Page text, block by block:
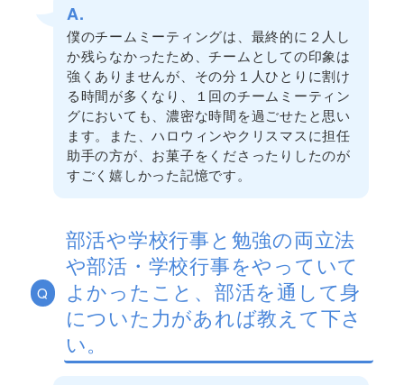
A.
僕のチームミーティングは、最終的に２人し
か残らなかったため、チームとしての印象は
強くありませんが、その分１人ひとりに割け
る時間が多くなり、１回のチームミーティン
グにおいても、濃密な時間を過ごせたと思い
ます。また、ハロウィンやクリスマスに担任
助手の方が、お菓子をくださったりしたのが
すごく嬉しかった記憶です。
Q
部活や学校行事と勉強の両立法
や部活・学校行事をやっていて
よかったこと、部活を通して身
についた力があれば教えて下さ
い。